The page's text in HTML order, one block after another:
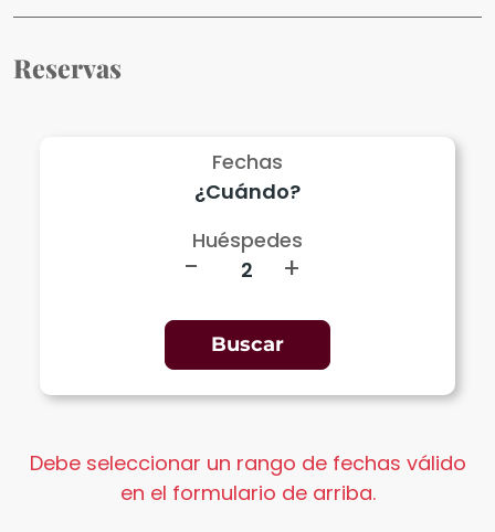
Reservas
Fechas
Huéspedes
- +
Debe seleccionar un rango de fechas válido
en el formulario de arriba.